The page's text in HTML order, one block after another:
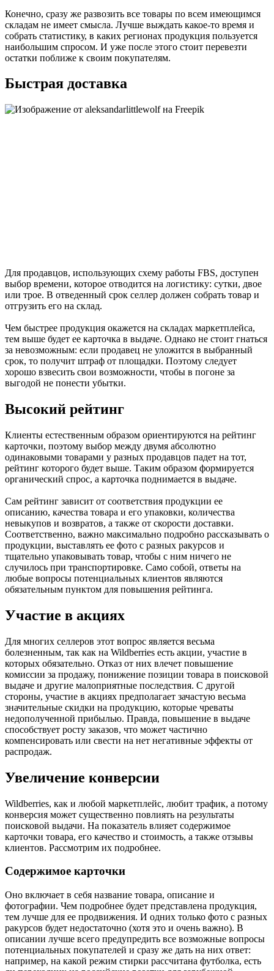
Конечно, сразу же развозить все товары по всем имеющимся
складам не имеет смысла. Лучше выждать какое-то время и
собрать статистику, в каких регионах продукция пользуется
наибольшим спросом. И уже после этого стоит перевезти
остатки поближе к своим покупателям.
Быстрая доставка
Для продавцов, использующих схему работы FBS, доступен
выбор времени, которое отводится на логистику: сутки, двое
или трое. В отведенный срок селлер должен собрать товар и
отгрузить его на склад.
Чем быстрее продукция окажется на складах маркетплейса,
тем выше будет ее карточка в выдаче. Однако не стоит гнаться
за невозможным: если продавец не уложится в выбранный
срок, то получит штраф от площадки. Поэтому следует
хорошо взвесить свои возможности, чтобы в погоне за
выгодой не понести убытки.
Высокий рейтинг
Клиенты естественным образом ориентируются на рейтинг
карточки, поэтому выбор между двумя абсолютно
одинаковыми товарами у разных продавцов падет на тот,
рейтинг которого будет выше. Таким образом формируется
органический спрос, а карточка поднимается в выдаче.
Сам рейтинг зависит от соответствия продукции ее
описанию, качества товара и его упаковки, количества
невыкупов и возвратов, а также от скорости доставки.
Соответственно, важно максимально подробно рассказывать о
продукции, выставлять ее фото с разных ракурсов и
тщательно упаковывать товар, чтобы с ним ничего не
случилось при транспортировке. Само собой, ответы на
любые вопросы потенциальных клиентов являются
обязательным пунктом для повышения рейтинга.
Участие в акциях
Для многих селлеров этот вопрос является весьма
болезненным, так как на Wildberries есть акции, участие в
которых обязательно. Отказ от них влечет повышение
комиссии за продажу, понижение позиции товара в поисковой
выдаче и другие малоприятные последствия. С другой
стороны, участие в акциях предполагает зачастую весьма
значительные скидки на продукцию, которые чреваты
недополученной прибылью. Правда, повышение в выдаче
способствует росту заказов, что может частично
компенсировать или свести на нет негативные эффекты от
распродаж.
Увеличение конверсии
Wildberries, как и любой маркетплейс, любит трафик, а потому
конверсия может существенно повлиять на результаты
поисковой выдачи. На показатель влияет содержимое
карточки товара, его качество и стоимость, а также отзывы
клиентов. Рассмотрим их подробнее.
Содержимое карточки
Оно включает в себя название товара, описание и
фотографии. Чем подробнее будет представлена продукция,
тем лучше для ее продвижения. И одних только фото с разных
ракурсов будет недостаточно (хотя это и очень важно). В
описании лучше всего предупредить все возможные вопросы
потенциальных покупателей и сразу же дать на них ответ:
например, на какой режим стирки рассчитана футболка, есть